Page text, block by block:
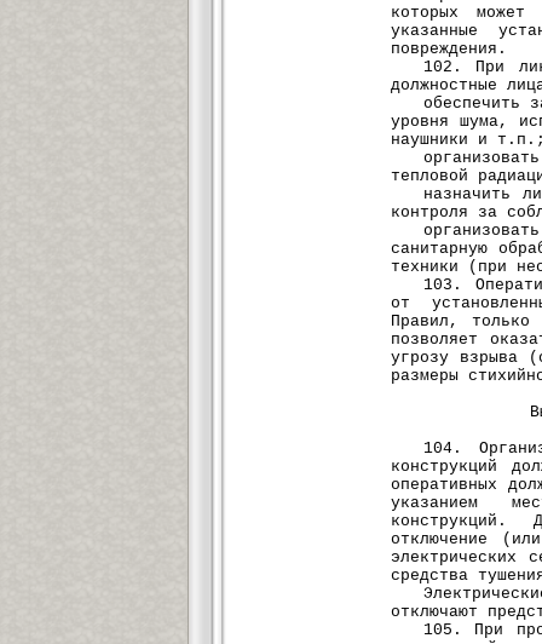
которых
указанные
повреждения.
102. При
должностные
обеспечить
уровня шума,
наушники и
тепловой
назначить
контроля за
санитарную
техники (при
103.
от
Правил,
позволяет
угрозу взрыва
размеры
104.
конструкций
оперативных
указанием
конструкций.
отключение
электрических
средства
отключают
105. При